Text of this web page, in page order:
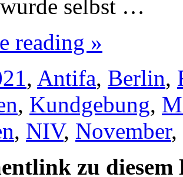
selbst …
reading »
, Antifa, Berlin,
, Kundgebung,
, NIV, November,
zu